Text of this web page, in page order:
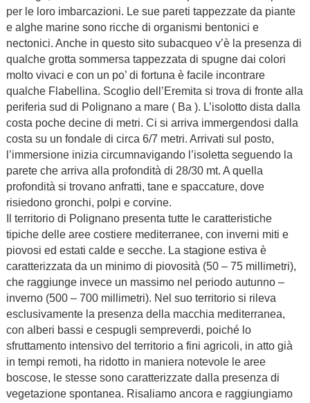
per le loro imbarcazioni. Le sue pareti tappezzate da piante
e alghe marine sono ricche di organismi bentonici e
nectonici. Anche in questo sito subacqueo v’è la presenza di
qualche grotta sommersa tappezzata di spugne dai colori
molto vivaci e con un po’ di fortuna è facile incontrare
qualche Flabellina. Scoglio dell’Eremita si trova di fronte alla
periferia sud di Polignano a mare ( Ba ). L’isolotto dista dalla
costa poche decine di metri. Ci si arriva immergendosi dalla
costa su un fondale di circa 6/7 metri. Arrivati sul posto,
l’immersione inizia circumnavigando l’isoletta seguendo la
parete che arriva alla profondità di 28/30 mt. A quella
profondità si trovano anfratti, tane e spaccature, dove
risiedono gronchi, polpi e corvine.
Il territorio di Polignano presenta tutte le caratteristiche
tipiche delle aree costiere mediterranee, con inverni miti e
piovosi ed estati calde e secche. La stagione estiva è
caratterizzata da un minimo di piovosità (50 – 75 millimetri),
che raggiunge invece un massimo nel periodo autunno –
inverno (500 – 700 millimetri). Nel suo territorio si rileva
esclusivamente la presenza della macchia mediterranea,
con alberi bassi e cespugli sempreverdi, poiché lo
sfruttamento intensivo del territorio a fini agricoli, in atto già
in tempi remoti, ha ridotto in maniera notevole le aree
boscose, le stesse sono caratterizzate dalla presenza di
vegetazione spontanea. Risaliamo ancora e raggiungiamo